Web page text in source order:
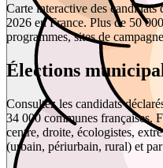
Carte interactive des candidats
2026 en France. Plus de 50
programmes, sites de
Élections
Consultez les candidats
34 000 communes françaises.
centre, droite, écologistes,
(urbain, périurbain, rural) et